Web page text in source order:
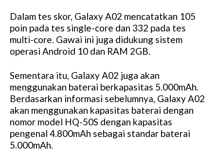
Dalam tes skor, Galaxy A02 mencatatkan 105
poin pada tes single-core dan 332 pada tes
multi-core. Gawai ini juga didukung sistem
operasi Android 10 dan RAM 2GB.
Sementara itu, Galaxy A02 juga akan
menggunakan baterai berkapasitas 5.000mAh.
Berdasarkan informasi sebelumnya, Galaxy A02
akan menggunakan kapasitas baterai dengan
nomor model HQ-50S dengan kapasitas
pengenal 4.800mAh sebagai standar baterai
5.000mAh.